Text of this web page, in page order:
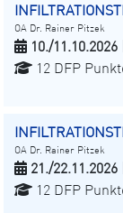
OA Dr. Rainer Pitzek
10./11.10.2026
12 DFP
OA Dr. Rainer Pitzek
21./22.11.2026
12 DFP